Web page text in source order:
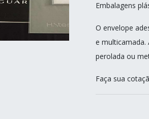
Embalagens
O envelope
e multicamada.
perolada ou
Faça sua